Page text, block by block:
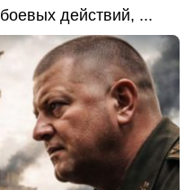
действий, ...